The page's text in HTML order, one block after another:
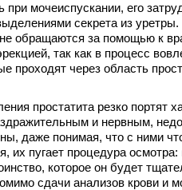
при мочеиспускании, его
секрета из
обращаются за помощью к
так как в процесс
проходят через область
простатита резко портят
и нервным,
даже понимая, что с ними
их пугает процедура
которое он будет
сдачи анализов крови и